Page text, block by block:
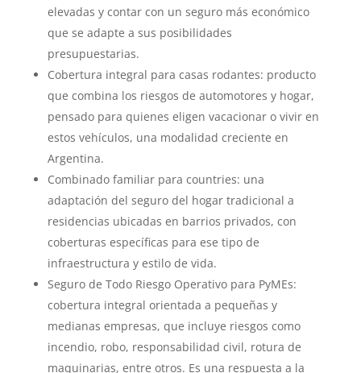
elevadas y contar con un seguro más económico
que se adapte a sus posibilidades
presupuestarias.
Cobertura integral para casas rodantes: producto
que combina los riesgos de automotores y hogar,
pensado para quienes eligen vacacionar o vivir en
estos vehículos, una modalidad creciente en
Argentina.
Combinado familiar para countries: una
adaptación del seguro del hogar tradicional a
residencias ubicadas en barrios privados, con
coberturas específicas para ese tipo de
infraestructura y estilo de vida.
Seguro de Todo Riesgo Operativo para PyMEs:
cobertura integral orientada a pequeñas y
medianas empresas, que incluye riesgos como
incendio, robo, responsabilidad civil, rotura de
maquinarias, entre otros. Es una respuesta a la